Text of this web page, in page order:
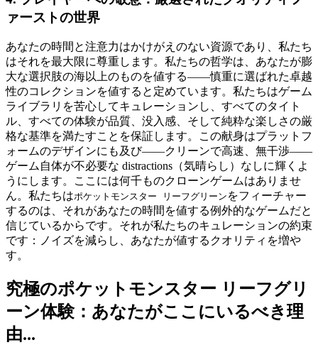
ァーストの世界
あなたの時間と注意力はかけがえのない資源であり、私たち
はそれを最大限に尊重します。私たちの哲学は、あなたが膨
大な選択肢の海以上のものを値する――慎重に選ばれた卓越
性のコレクションを値すると定めています。私たちはゲーム
ライブラリを苦心してキュレーションし、すべてのタイト
ル、すべての体験が品質、没入感、そして純粋な楽しさの厳
格な基準を満たすことを保証します。この献身はプラットフ
ォームのデザインにも及び――クリーンで高速、無干渉――
ゲーム自体が不必要な distractions（気晴らし）なしに輝くよ
うにします。ここには何千ものクローンゲームはありませ
ん。私たちはポケットモンスター リーフグリーン をフィーチャー
するのは、それがあなたの時間を値する例外的なゲームだと
信じているからです。それが私たちのキュレーションの約束
です：ノイズを減らし、あなたが値するクオリティを増や
す。
究極のポケットモンスター リーフグリ
ーン体験：あなたがここにいるべき理
由...